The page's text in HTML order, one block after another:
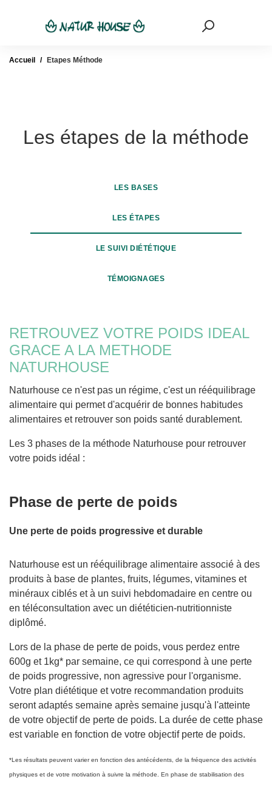
Accueil Etapes Méthode
Les étapes de la méthode
LES BASES
LES ÉTAPES
LE SUIVI DIÉTÉTIQUE
TÉMOIGNAGES
RETROUVEZ VOTRE POIDS IDEAL
GRACE A LA METHODE
NATURHOUSE
Naturhouse ce n'est pas un régime, c'est un rééquilibrage
alimentaire qui permet d'acquérir de bonnes habitudes
alimentaires et retrouver son poids santé durablement.
Les 3 phases de la méthode Naturhouse pour retrouver
votre poids idéal :
Phase de perte de poids
Une perte de poids progressive et durable
Naturhouse est un rééquilibrage alimentaire associé à des
produits à base de plantes, fruits, légumes, vitamines et
minéraux ciblés et à un suivi hebdomadaire en centre ou
en téléconsultation avec un diététicien-nutritionniste
diplômé.
Lors de la phase de perte de poids, vous perdez entre
600g et 1kg* par semaine, ce qui correspond à une perte
de poids progressive, non agressive pour l'organisme.
Votre plan diététique et votre recommandation produits
seront adaptés semaine après semaine jusqu'à l'atteinte
de votre objectif de perte de poids. La durée de cette phase
est variable en fonction de votre objectif perte de poids.
*Les résultats peuvent varier en fonction des antécédents, de la fréquence des activités
physiques et de votre motivation à suivre la méthode. En phase de stabilisation des